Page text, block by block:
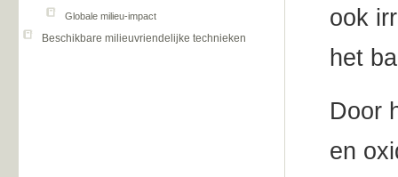
Globale milieu-impact
Beschikbare milieuvriendelijke technieken
ook
het
Door
en